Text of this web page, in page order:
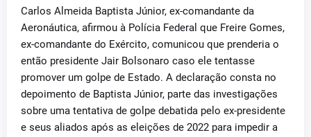
Carlos Almeida Baptista Júnior, ex-comandante da
Aeronáutica, afirmou à Polícia Federal que Freire Gomes,
ex-comandante do Exército, comunicou que prenderia o
então presidente Jair Bolsonaro caso ele tentasse
promover um golpe de Estado. A declaração consta no
depoimento de Baptista Júnior, parte das investigações
sobre uma tentativa de golpe debatida pelo ex-presidente
e seus aliados após as eleições de 2022 para impedir a